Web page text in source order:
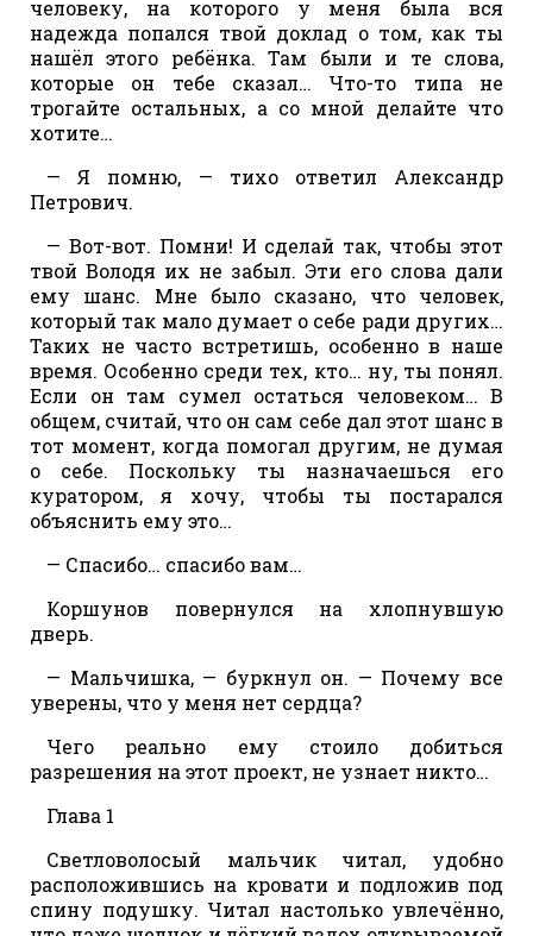
человеку, на которого у меня была вся
надежда попался твой доклад о том, как ты
нашёл этого ребёнка. Там были и те слова,
которые он тебе сказал… Что-то типа не
трогайте остальных, а со мной делайте что
хотите…
— Я помню, — тихо ответил Александр
Петрович.
— Вот-вот. Помни! И сделай так, чтобы этот
твой Володя их не забыл. Эти его слова дали
ему шанс. Мне было сказано, что человек,
который так мало думает о себе ради других…
Таких не часто встретишь, особенно в наше
время. Особенно среди тех, кто… ну, ты понял.
Если он там сумел остаться человеком… В
общем, считай, что он сам себе дал этот шанс в
тот момент, когда помогал другим, не думая
о себе. Поскольку ты назначаешься его
куратором, я хочу, чтобы ты постарался
объяснить ему это…
— Спасибо… спасибо вам…
Коршунов повернулся на хлопнувшую
дверь.
— Мальчишка, — буркнул он. — Почему все
уверены, что у меня нет сердца?
Чего реально ему стоило добиться
разрешения на этот проект, не узнает никто…
Глава 1
Светловолосый мальчик читал, удобно
расположившись на кровати и подложив под
спину подушку. Читал настолько увлечённо,